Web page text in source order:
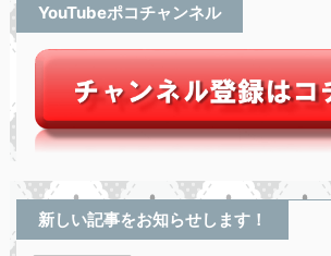
YouTubeポコチャンネル
新しい記事をお知らせします！